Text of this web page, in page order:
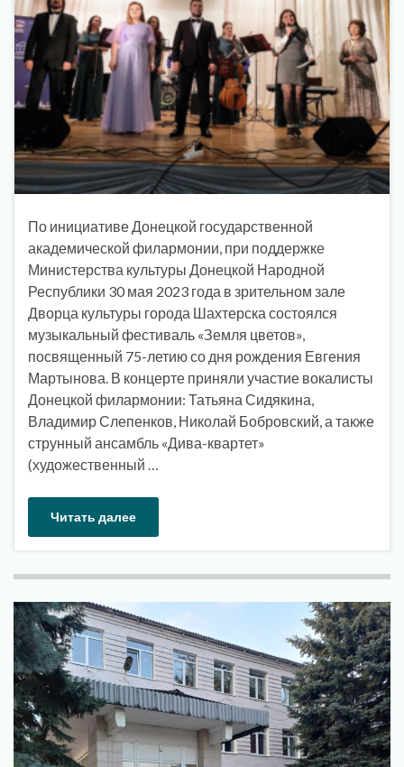
По инициативе Донецкой государственной
академической филармонии, при поддержке
Министерства культуры Донецкой Народной
Республики 30 мая 2023 года в зрительном зале
Дворца культуры города Шахтерска состоялся
музыкальный фестиваль «Земля цветов»,
посвященный 75-летию со дня рождения Евгения
Мартынова. В концерте приняли участие вокалисты
Донецкой филармонии: Татьяна Сидякина,
Владимир Слепенков, Николай Бобровский, а также
струнный ансамбль «Дива-квартет»
(художественный …
Читать далее